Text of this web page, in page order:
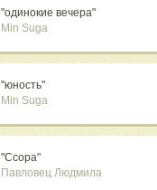
"одинокие вечера"
Min Suga
"юность"
Min Suga
"Ссора"
Павловец Людмила